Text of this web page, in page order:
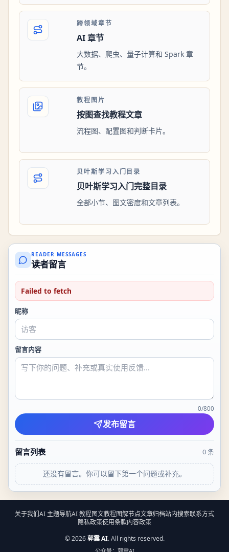
跨领域章节
AI 章节
大数据、爬虫、量子计算和 Spark 章
节。
教程图片
按图查找教程文章
流程图、配置图和判断卡片。
贝叶斯学习入门目录
贝叶斯学习入门完整目录
全部小节、图文密度和文章列表。
READER MESSAGES
读者留言
Failed to fetch
昵称
留言内容
0/800
发布留言
留言列表 0条
还没有留言。你可以留下第一个问题或补充。
关于我们AI 主题导航AI 教程图文教程图解节点文章归档站内搜索联系方式
隐私政策使用条款内容政策
©2026 郭震 AI. All rights reserved.